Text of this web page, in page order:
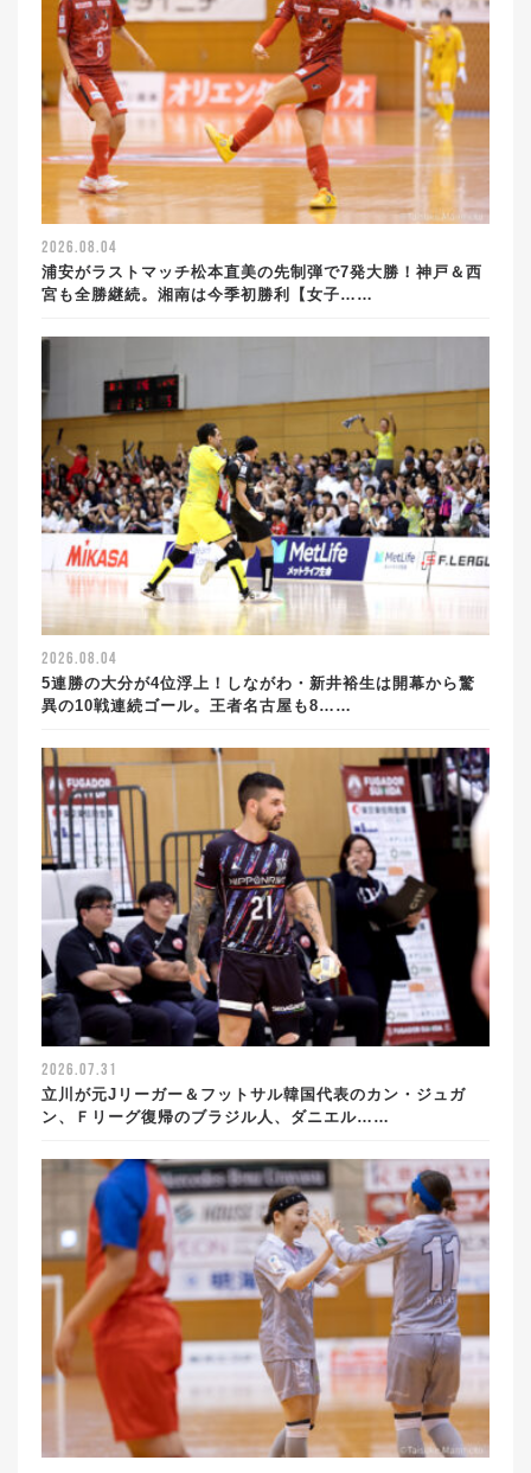
2026.08.04
浦安がラストマッチ松本直美の先制弾で7発大勝！神戸＆西
宮も全勝継続。湘南は今季初勝利【女子……
2026.08.04
5連勝の大分が4位浮上！しながわ・新井裕生は開幕から驚
異の10戦連続ゴール。王者名古屋も8……
2026.07.31
立川が元Jリーガー＆フットサル韓国代表のカン・ジュガ
ン、Ｆリーグ復帰のブラジル人、ダニエル……